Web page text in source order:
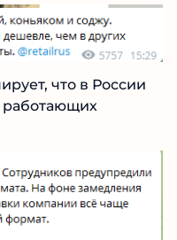
что в России
работающих